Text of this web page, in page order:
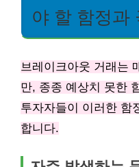
야 할 함정과
브레이크아웃 거래는
만, 종종 예상치 못한
투자자들이 이러한 함
합니다.